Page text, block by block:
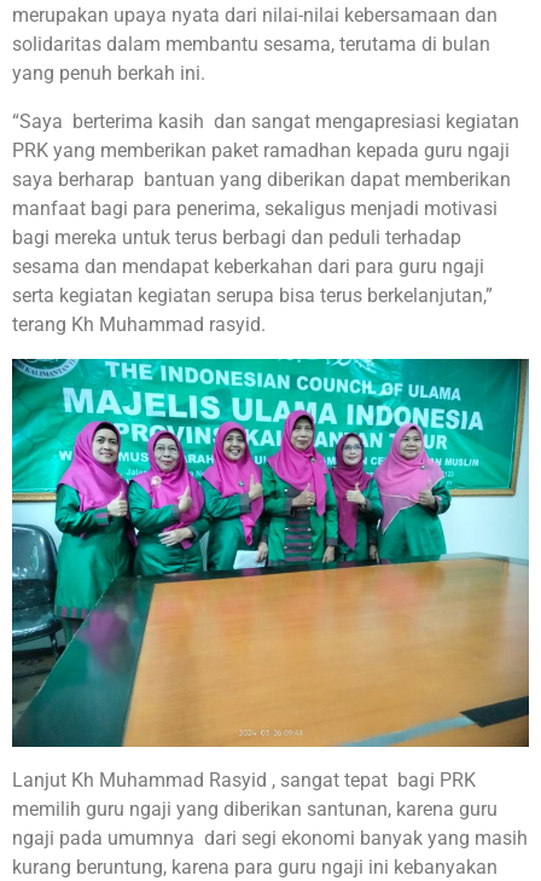
merupakan upaya nyata dari nilai-nilai kebersamaan dan
solidaritas dalam membantu sesama, terutama di bulan
yang penuh berkah ini.
“Saya berterima kasih dan sangat mengapresiasi kegiatan
PRK yang memberikan paket ramadhan kepada guru ngaji
saya berharap bantuan yang diberikan dapat memberikan
manfaat bagi para penerima, sekaligus menjadi motivasi
bagi mereka untuk terus berbagi dan peduli terhadap
sesama dan mendapat keberkahan dari para guru ngaji
serta kegiatan kegiatan serupa bisa terus berkelanjutan,”
terang Kh Muhammad rasyid.
Lanjut Kh Muhammad Rasyid , sangat tepat bagi PRK
memilih guru ngaji yang diberikan santunan, karena guru
ngaji pada umumnya dari segi ekonomi banyak yang masih
kurang beruntung, karena para guru ngaji ini kebanyakan